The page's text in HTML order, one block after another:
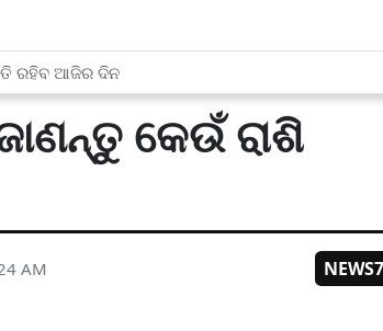
ରହିବ ଆଜିର ଦିନ
କେଉଁ ରାଶି
AM
NEWS7